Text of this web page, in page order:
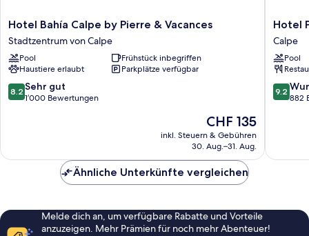
Hotel
Bahía
Calpe
by
Pierre
&
Vacances
Hotel Bahía Calpe by Pierre & Vacances
Stadtzentrum von Calpe
Pool
Frühstück inbegriffen
Haustiere erlaubt
Parkplätze verfügbar
8.2
von
Bewertungen
8.2 Sehr gut
1’000 Bewertungen
Der
Preis
beträgt
CHF 135
inkl. Steuern & Gebühren
30. Aug.–31. Aug.
Hotel
Porto
Calpe
Calpe
Hotel
Calpe
Pool
9.2
von
9.2
882
Ähnliche Unterkünfte vergleichen
Melde dich an, um verfügbare Rabatte und Vorteile
anzuzeigen. Mehr Prämien für noch mehr Abenteuer!